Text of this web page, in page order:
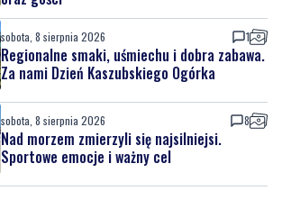
sobota, 8 sierpnia 2026 1
Regionalne smaki, uśmiechu i dobra zabawa.
Za nami Dzień Kaszubskiego Ogórka
sobota, 8 sierpnia 2026 8
Nad morzem zmierzyli się najsilniejsi.
Sportowe emocje i ważny cel